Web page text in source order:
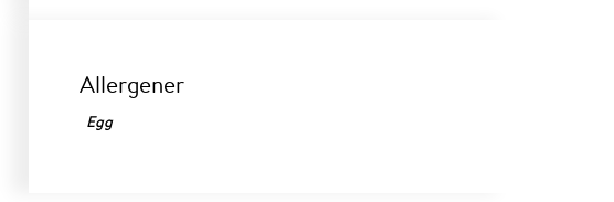
Allergener
Egg